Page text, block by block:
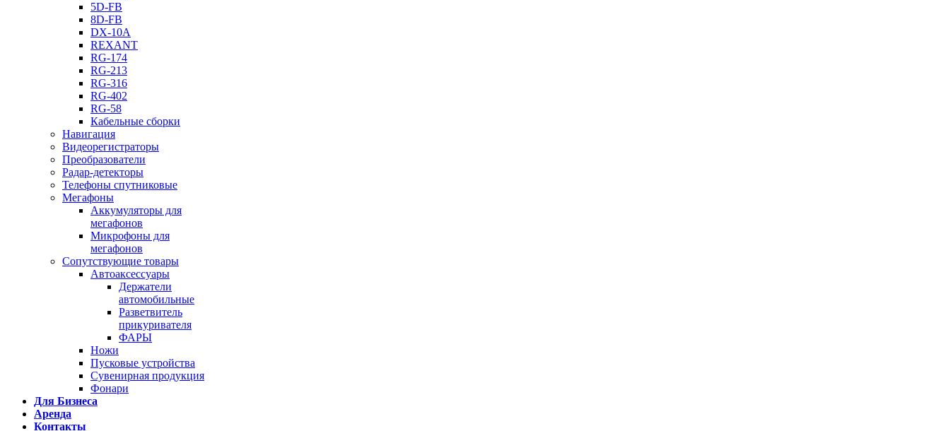
5D-FB
8D-FB
DX-10A
REXANT
RG-174
RG-213
RG-316
RG-402
RG-58
Кабельные сборки
Навигация
Видеорегистраторы
Преобразователи
Радар-детекторы
Телефоны спутниковые
Мегафоны
Аккумуляторы для
мегафонов
Микрофоны для
мегафонов
Сопутствующие товары
Автоаксессуары
Держатели
автомобильные
Разветвитель
прикуривателя
ФАРЫ
Ножи
Пусковые устройства
Сувенирная продукция
Фонари
Для Бизнеса
Аренда
Контакты